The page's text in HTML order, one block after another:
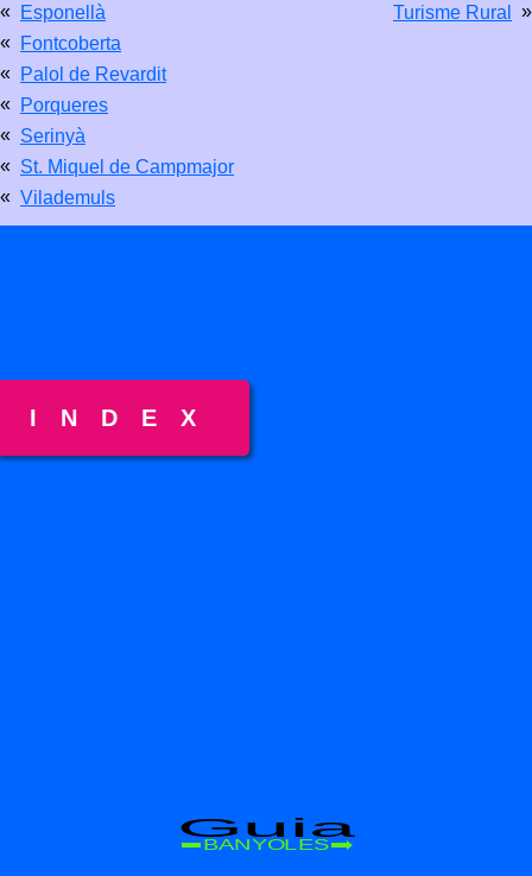
Turisme Rural
»
« Esponellà
« Fontcoberta
« Palol de Revardit
« Porqueres
« Serinyà
« St. Miquel de Campmajor
« Vilademuls
Guia
BANYOLES
INDEX